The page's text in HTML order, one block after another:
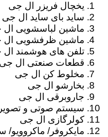
یخچال فریزر ال جی
ساید بای ساید ال جی
ماشین لباسشویی
ماشین ظرفشویی
تلفن های هوشمند
قطعات صنعتی ال جی
مخلوط کن ال جی
بخارشو ال جی
جاروبرقی ال جی
سیستم صوتی و
کولرگازی ال جی
مایکروفر/ ماکروویو/